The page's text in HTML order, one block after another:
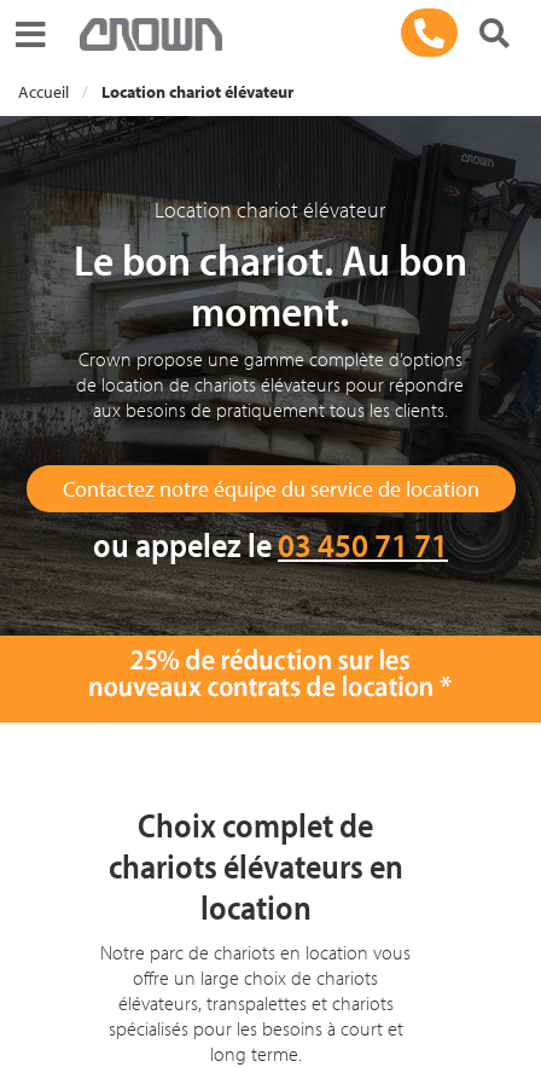
Toggle navigation
Accueil Location chariot élévateur
Location chariot élévateur
Le bon chariot. Au bon
moment.
Crown propose une gamme complète d’options
de location de chariots élévateurs pour répondre
aux besoins de pratiquement tous les clients.
Contactez notre équipe du service de location
ou appelez le03 450 71 71
Choix complet de
chariots élévateurs en
location
Notre parc de chariots en location vous
offre un large choix de chariots
élévateurs, transpalettes et chariots
spécialisés pour les besoins à court et
long terme.